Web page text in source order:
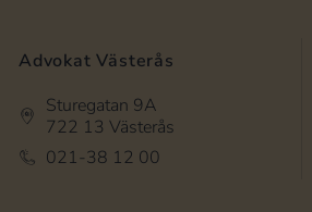
Advokat Västerås
Sturegatan 9A
722 13 Västerås
021-38 12 00